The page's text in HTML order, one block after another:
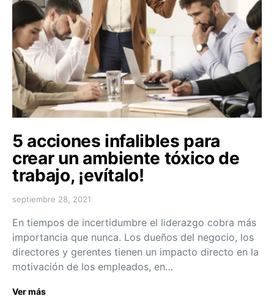
5 acciones infalibles para
crear un ambiente tóxico de
trabajo, ¡evítalo!
septiembre 28, 2021
En tiempos de incertidumbre el liderazgo cobra más
importancia que nunca. Los dueños del negocio, los
directores y gerentes tienen un impacto directo en la
motivación de los empleados, en…
Ver más